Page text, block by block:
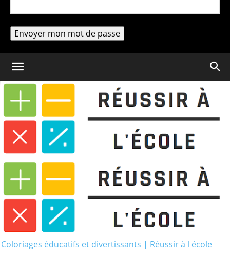
Coloriages éducatifs et divertissants | Réussir à l école
Coloriage Coloriage Neymar : 20
Dessins et 1 Livre PDF à imprimer
Coloriage Neymar : 20
Dessins et 1 Livre PDF à
imprimer